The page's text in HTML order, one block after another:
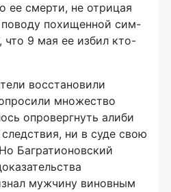
ее смерти, не отрицая
похищенной сим-
что 9 мая ее избил кто-
восстановили
множество
опровергнуть алиби
ни в суде свою
Багратионовский
мужчину виновным